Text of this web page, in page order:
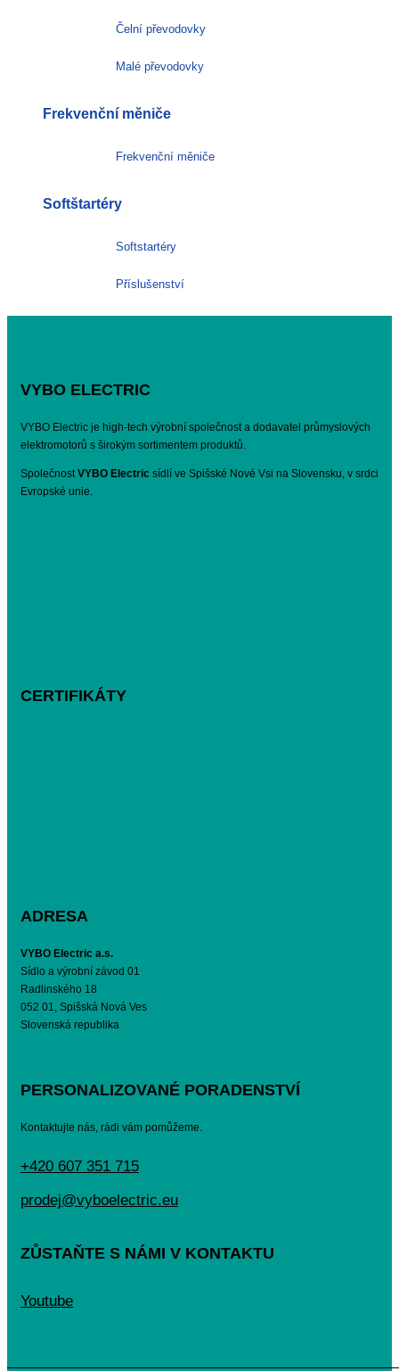
Čelní převodovky
Malé převodovky
Frekvenční měniče
Frekvenční měniče
Softštartéry
Softstartéry
Příslušenství
VYBO ELECTRIC
VYBO Electric je high-tech výrobní společnost a dodavatel průmyslových
elektromotorů s širokým sortimentem produktů.
SpolečnostVYBO Electric sídlí ve Spišské Nové Vsi na Slovensku, v srdci
Evropské unie.
CERTIFIKÁTY
ADRESA
VYBO Electric a.s.
Sídlo a výrobní závod 01
Radlinského 18
052 01, Spišská Nová Ves
Slovenská republika
PERSONALIZOVANÉ PORADENSTVÍ
Kontaktujte nás, rádi vám pomůžeme.
+420 607 351 715
prodej@vyboelectric.eu
ZŮSTAŇTE S NÁMI V KONTAKTU
Youtube